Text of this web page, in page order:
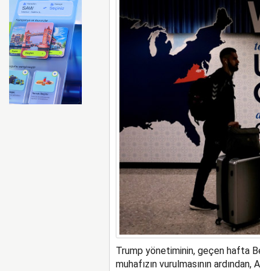
Ryanair kış
Trump yönetiminin, geçen hafta
muhafızın vurulmasının